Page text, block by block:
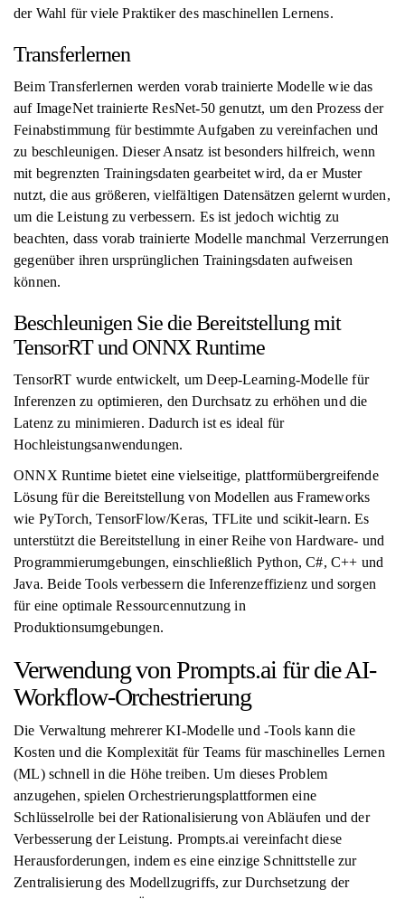
der Wahl für viele Praktiker des maschinellen Lernens.
Transferlernen
Beim Transferlernen werden vorab trainierte Modelle wie das
auf ImageNet trainierte ResNet-50 genutzt, um den Prozess der
Feinabstimmung für bestimmte Aufgaben zu vereinfachen und
zu beschleunigen. Dieser Ansatz ist besonders hilfreich, wenn
mit begrenzten Trainingsdaten gearbeitet wird, da er Muster
nutzt, die aus größeren, vielfältigen Datensätzen gelernt wurden,
um die Leistung zu verbessern. Es ist jedoch wichtig zu
beachten, dass vorab trainierte Modelle manchmal Verzerrungen
gegenüber ihren ursprünglichen Trainingsdaten aufweisen
können.
Beschleunigen Sie die Bereitstellung mit
TensorRT und ONNX Runtime
TensorRT wurde entwickelt, um Deep-Learning-Modelle für
Inferenzen zu optimieren, den Durchsatz zu erhöhen und die
Latenz zu minimieren. Dadurch ist es ideal für
Hochleistungsanwendungen.
ONNX Runtime bietet eine vielseitige, plattformübergreifende
Lösung für die Bereitstellung von Modellen aus Frameworks
wie PyTorch, TensorFlow/Keras, TFLite und scikit-learn. Es
unterstützt die Bereitstellung in einer Reihe von Hardware- und
Programmierumgebungen, einschließlich Python, C#, C++ und
Java. Beide Tools verbessern die Inferenzeffizienz und sorgen
für eine optimale Ressourcennutzung in
Produktionsumgebungen.
Verwendung von Prompts.ai für die AI-
Workflow-Orchestrierung
Die Verwaltung mehrerer KI-Modelle und -Tools kann die
Kosten und die Komplexität für Teams für maschinelles Lernen
(ML) schnell in die Höhe treiben. Um dieses Problem
anzugehen, spielen Orchestrierungsplattformen eine
Schlüsselrolle bei der Rationalisierung von Abläufen und der
Verbesserung der Leistung. Prompts.ai vereinfacht diese
Herausforderungen, indem es eine einzige Schnittstelle zur
Zentralisierung des Modellzugriffs, zur Durchsetzung der